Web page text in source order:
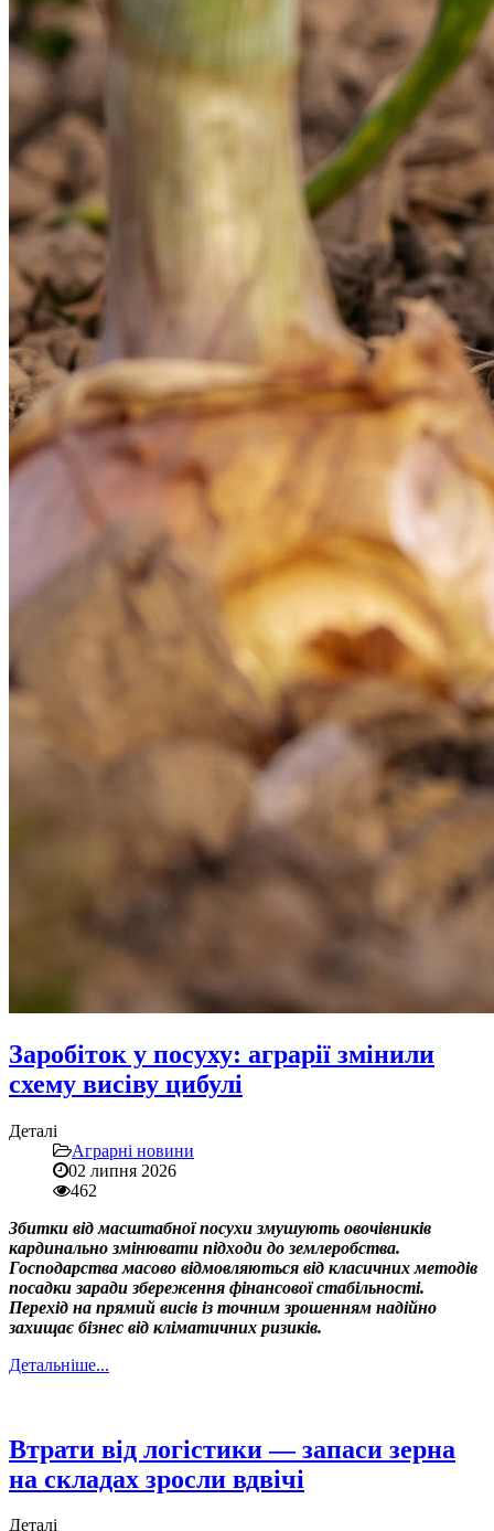
Заробіток у посуху: аграрії змінили
схему висіву цибулі
Деталі
Аграрні новини
02 липня 2026
462
Збитки від масштабної посухи змушують овочівників
кардинально змінювати підходи до землеробства.
Господарства масово відмовляються від класичних методів
посадки заради збереження фінансової стабільності.
Перехід на прямий висів із точним зрошенням надійно
захищає бізнес від кліматичних ризиків.
Детальніше...
Втрати від логістики — запаси зерна
на складах зросли вдвічі
Деталі